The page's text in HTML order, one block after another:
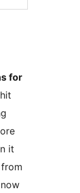
for
it